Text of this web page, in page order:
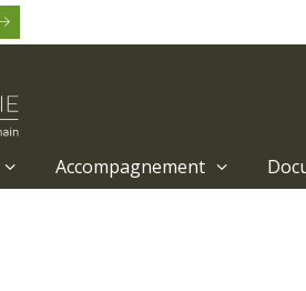
Accompagnement